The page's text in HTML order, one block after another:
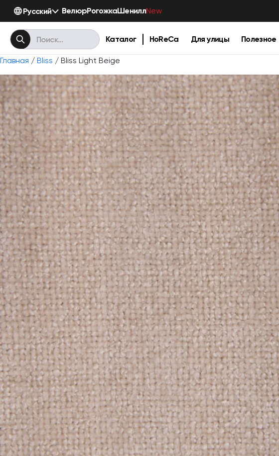
Русский ВелюрРогожкаШениллNew
Каталог HoReCa Для улицы Полезное
Главная / Bliss / Bliss Light Beige